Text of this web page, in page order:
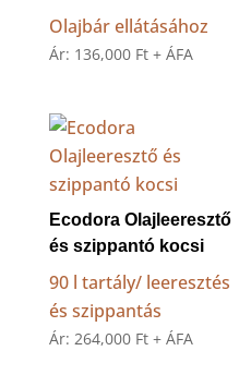
Olajbár ellátásához
Ár: 136,000 Ft + ÁFA
Ecodora Olajleeresztő
és szippantó kocsi
90 l tartály/ leeresztés
és szippantás
Ár: 264,000 Ft + ÁFA